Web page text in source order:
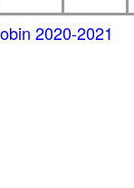
2020-2021